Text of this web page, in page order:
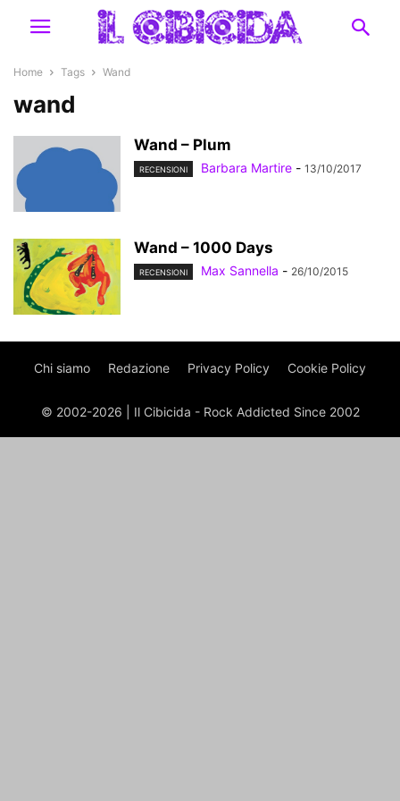
Home Tags Wand
wand
Wand – Plum
RECENSIONI Barbara Martire - 13/10/2017
Wand – 1000 Days
RECENSIONI Max Sannella - 26/10/2015
Chi siamo Redazione Privacy Policy Cookie Policy
© 2002-2026 | Il Cibicida - Rock Addicted Since 2002